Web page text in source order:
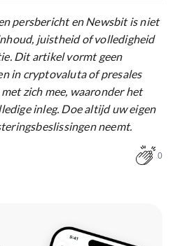
persbericht en Newsbit is niet
juistheid of volledigheid
Dit artikel vormt geen
in cryptovaluta of presales
zich mee, waaronder het
inleg. Doe altijd uw eigen
neemt.
0